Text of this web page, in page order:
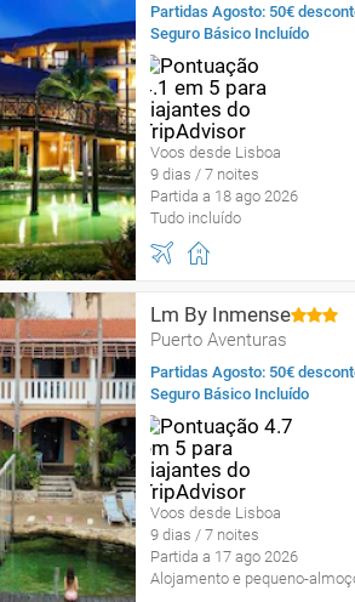
Partidas Agosto: 50€
Seguro Básico Incluído
Voos desde Lisboa
9 dias / 7 noites
Partida a 18 ago 2026
Tudo incluído
Lm By Inmense
Puerto Aventuras
Partidas Agosto: 50€
Seguro Básico Incluído
Voos desde Lisboa
9 dias / 7 noites
Partida a 17 ago 2026
Alojamento e pequeno-